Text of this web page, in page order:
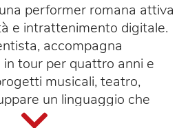
performer romana attiva
e intrattenimento digitale.
accompagna
in tour per quattro anni e
musicali, teatro,
un linguaggio che
e scrittura comica. Nel